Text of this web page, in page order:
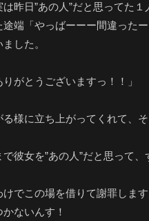
は昨日”あの人”だと思ってた
途端「やっばーーー間違っ
した。
りがとうございますっ！！」
る様に立ち上がってくれて、
で彼女を”あの人”だと思って
けでこの場を借りて謝罪しま
ないんす！